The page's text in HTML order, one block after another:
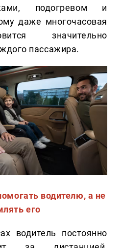
подогревом и
даже многочасовая
значительно
пассажира.
водителю, а не
его
водитель постоянно